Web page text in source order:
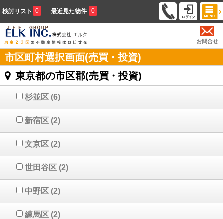
検討リスト 0 最近見た物件 0
お問合せ
市区町村選択画面(売買・投資)
東京都の市区郡(売買・投資)
杉並区 (6)
新宿区 (2)
文京区 (2)
世田谷区 (2)
中野区 (2)
練馬区 (2)